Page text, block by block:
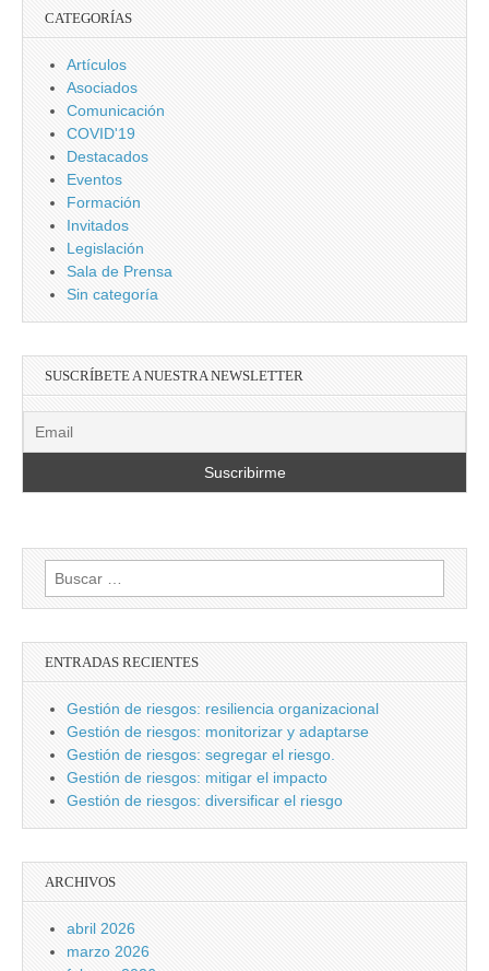
CATEGORÍAS
Artículos
Asociados
Comunicación
COVID'19
Destacados
Eventos
Formación
Invitados
Legislación
Sala de Prensa
Sin categoría
SUSCRÍBETE A NUESTRA NEWSLETTER
Buscar:
ENTRADAS RECIENTES
Gestión de riesgos: resiliencia organizacional
Gestión de riesgos: monitorizar y adaptarse
Gestión de riesgos: segregar el riesgo.
Gestión de riesgos: mitigar el impacto
Gestión de riesgos: diversificar el riesgo
ARCHIVOS
abril 2026
marzo 2026